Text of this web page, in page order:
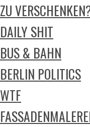
ZU
DAILY SHIT
BUS & BAHN
BERLIN POLITICS
WTF